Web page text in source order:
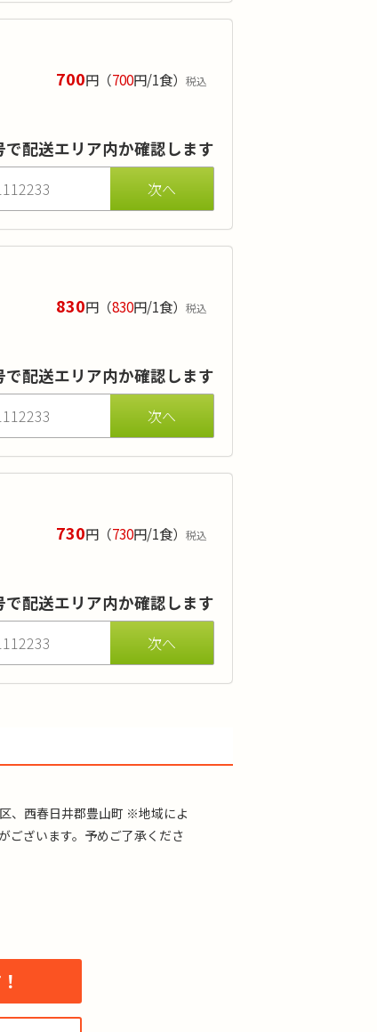
700円 （700円/1食） 税込
に適したお弁当です。ダイエット
アレルギー対応も無料で承ります。
で配送エリア内か確認します
830円 （830円/1食） 税込
られている方や透析クリニックに
す。
で配送エリア内か確認します
730円 （730円/1食） 税込
ね備えており、美味しい食事を安
で配送エリア内か確認します
、西春日井郡豊山町 ※地域によ
ございます。予めご了承くださ